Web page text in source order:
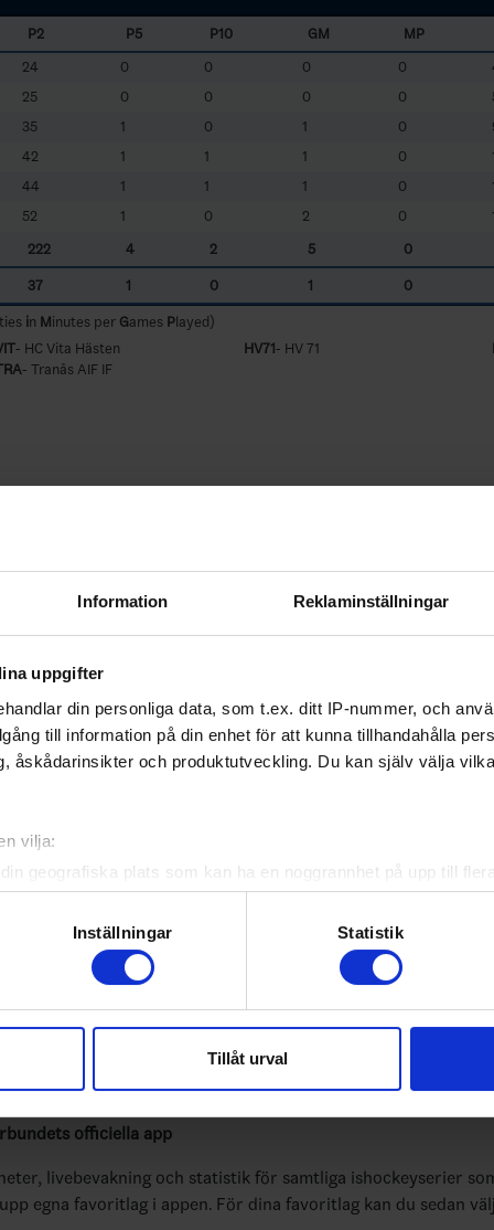
Information Reklaminställningar
uppgifter
din personliga data, som t.ex. ditt IP-nummer, och
till information på din enhet för att kunna tillhandahålla
åskådarinsikter och produktutveckling. Du kan själv välja
vilja:
geografiska plats som kan ha en noggrannhet på upp till
att aktivt skanna den för specifika kännetecken
uppgifter behandlas och ställ in dina preferenser i
som helst från cookie-förklaringen.
för att anpassa innehållet och annonserna till användarna,
trafik. Vi vidarebefordrar även sådana identifierare och
och analysföretag som vi samarbetar med. Dessa kan i
har tillhandahållit eller som de har samlat in när du har
Inställningar Statistik
Tillåt urval
P2 P5 P10 GM
MP
24
0 0 0 0
25
0 0 0 0
35
1 0 1 0
42
1 1 1 0
44
1 1 1 0
52
1 0 2 0
222
4 2 5 0
37 1 0 1 0
in Minutes per Games Played)
- HC Vita Hästen HV71- HV 71
- Tranås AIF IF
officiella app
livebevakning och statistik för samtliga ishockeyserier
egna favoritlag i appen. För dina favoritlag kan du sedan